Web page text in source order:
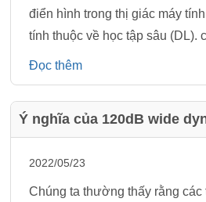
điển hình trong thị giác máy
tính thuộc về học tập sâu (DL).
Đọc thêm
Ý nghĩa của 120dB wide
2022/05/23
Chúng ta thường thấy rằng các